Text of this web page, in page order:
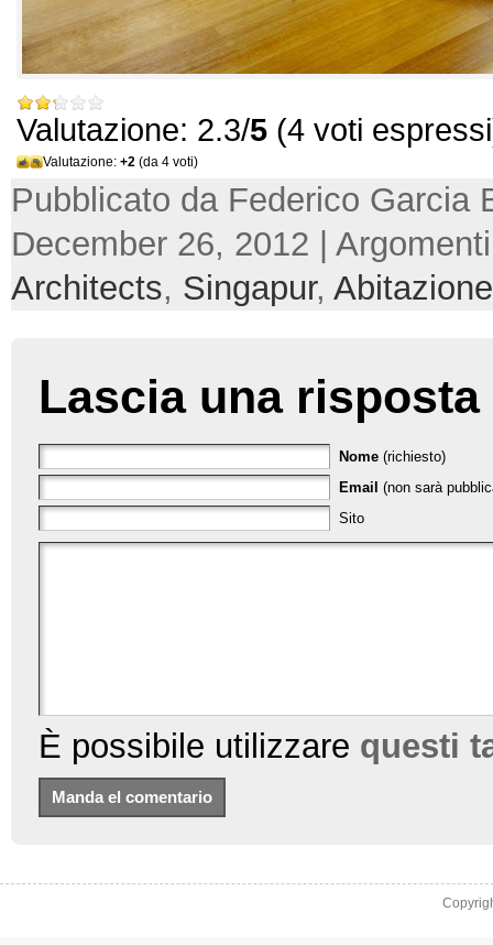
Valutazione: 2.3/5 (4 voti
Valutazione: +2 (da 4 voti)
Pubblicato da Federico Garcia
December 26, 2012 |
Architects, Singapur, Abitazione
Lascia una risposta
Nome (richiesto)
Email (non sarà
Sito
È possibile utilizzare questi